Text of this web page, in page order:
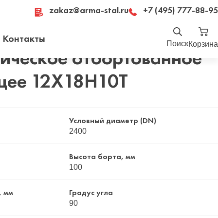
zakaz@arma-stal.ru +7 (495) 777-88-95
Контакты
Москва, Рязанский проспект, д. 8А, стр 14,
ПоискКорзина
Найти
нержавеющее 12Х18Н10Т
отбортованное
12Х18Н10Т
Условный диаметр (DN)
2400
Высота борта, мм
100
мм Градус угла
90